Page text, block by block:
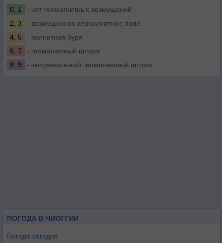
0, 1
- нет геомагнитных возмущений
2, 3
- возмущенное геомагнитное поле
4, 5
- магнитная буря
6, 7
- геомагнитный шторм
8, 9
- экстремальный геомагнитный шторм
ПОГОДА В ЧИОГГИИ
Погода сегодня